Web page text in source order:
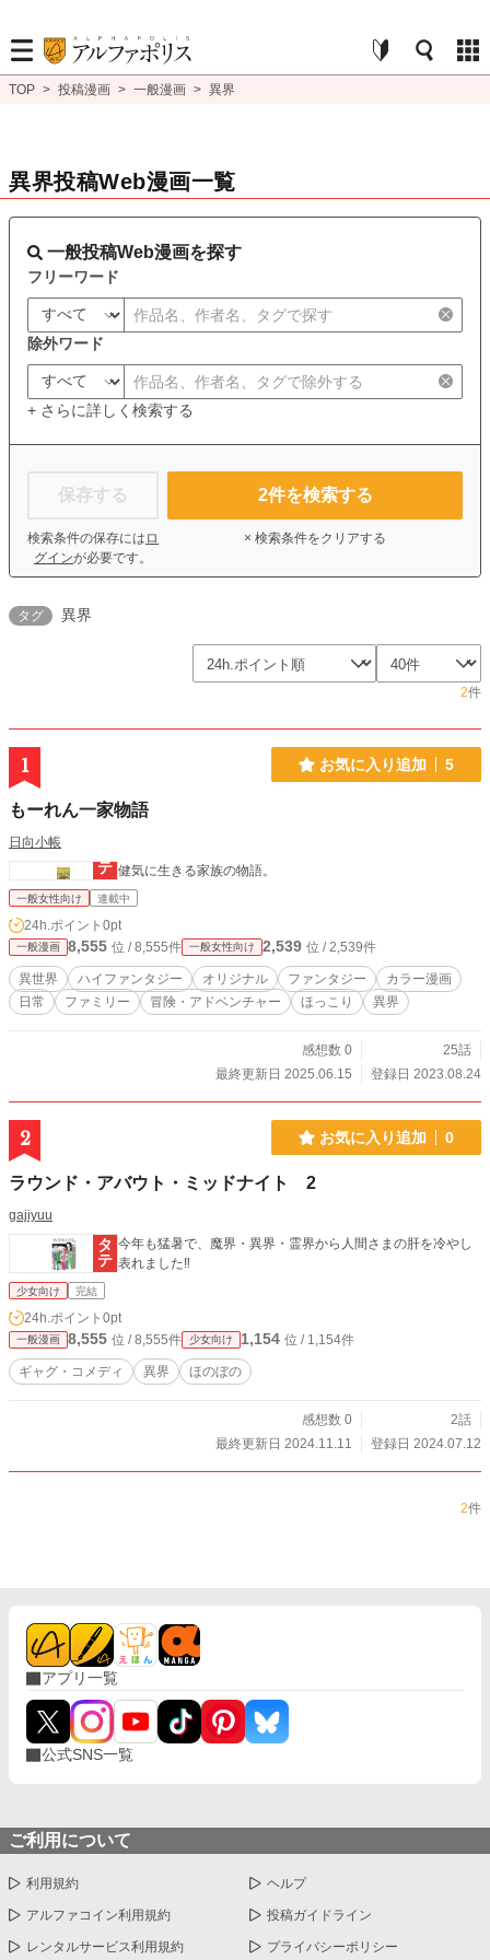
TOP > 投稿漫画 > 一般漫画 > 異界
異界投稿Web漫画一覧
一般投稿Web漫画を探す
フリーワード
除外ワード
+ さらに詳しく検索する
保存する
検索条件の保存には ロ
グインが必要です。
2件を検索する
× 検索条件をクリアする
タグ 異界
2件
1 お気に入り追加 5
もーれん一家物語
日向小帳
健気に生きる家族の物語。
一般女性向け 連載中
24h.ポイント 0pt
一般漫画 8,555 位 / 8,555件 一般女性向け 2,539 位 / 2,539件
異世界 ハイファンタジー オリジナル ファンタジー
カラー漫画
日常
ファミリー 冒険・アドベンチャー ほっこり 異界
感想数 0
25話
最終更新日 2025.06.15
登録日 2023.08.24
2 お気に入り追加 0
ラウンド・アバウト・ミッドナイト 2
gajiyuu
今年も猛暑で、魔界・異界・霊界から人間さまの肝を冷やし
表れました‼
少女向け 完結
24h.ポイント 0pt
一般漫画 8,555 位 / 8,555件 少女向け 1,154 位 / 1,154件
ギャグ・コメディ 異界 ほのぼの
感想数 0
2話
最終更新日 2024.11.11
登録日 2024.07.12
2件
アプリ一覧
公式SNS一覧
ご利用について
利用規約 ヘルプ
アルファコイン利用規約 投稿ガイドライン
レンタルサービス利用規約 プライバシーポリシー